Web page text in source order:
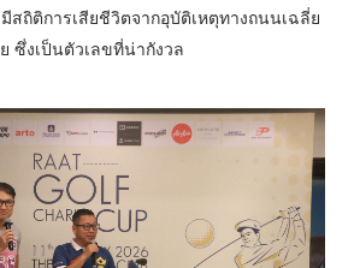
สถิติการเสียชีวิตจากอุบัติเหตุทางถนนเฉลี่ย
ซึ่งเป็นตัวเลขที่น่ากังวล